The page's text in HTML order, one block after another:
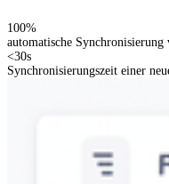
100%
automatische Synchronisierung
<30s
Synchronisierungszeit einer